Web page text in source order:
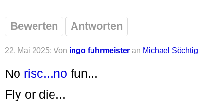
Bewerten Antworten
22. Mai 2025: Von ingo fuhrmeister an Michael Söchtig
No risc...no fun...
Fly or die...